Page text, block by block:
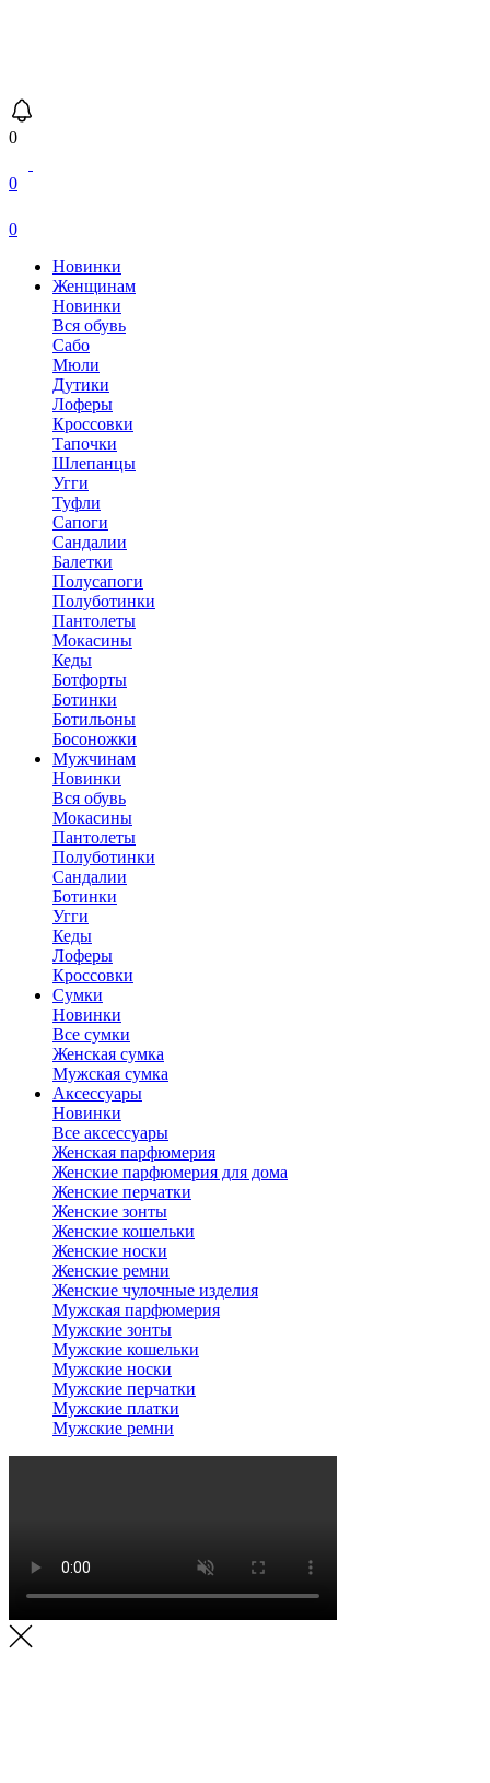
0
0
0
Новинки
Женщинам
Новинки
Вся обувь
Сабо
Мюли
Дутики
Лоферы
Кроссовки
Тапочки
Шлепанцы
Угги
Туфли
Сапоги
Сандалии
Балетки
Полусапоги
Полуботинки
Пантолеты
Мокасины
Кеды
Ботфорты
Ботинки
Ботильоны
Босоножки
Мужчинам
Новинки
Вся обувь
Мокасины
Пантолеты
Полуботинки
Сандалии
Ботинки
Угги
Кеды
Лоферы
Кроссовки
Сумки
Новинки
Все сумки
Женская сумка
Мужская сумка
Аксессуары
Новинки
Все аксессуары
Женская парфюмерия
Женские парфюмерия для дома
Женские перчатки
Женские зонты
Женские кошельки
Женские носки
Женские ремни
Женские чулочные изделия
Мужская парфюмерия
Мужские зонты
Мужские кошельки
Мужские носки
Мужские перчатки
Мужские платки
Мужские ремни